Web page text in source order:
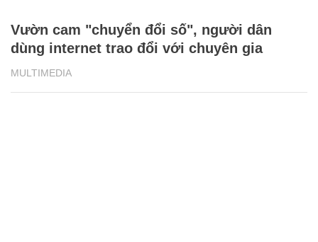
MULTIMEDIA
Vườn cam "chuyển đổi số", người dân
dùng internet trao đổi với chuyên gia